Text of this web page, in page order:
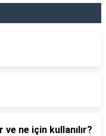
ve ne için kullanılır?